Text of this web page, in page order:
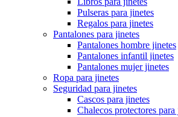
Pulseras para jinetes
Regalos para jinetes
Pantalones para jinetes
Pantalones hombre jinetes
Pantalones infantil jinetes
Pantalones mujer jinetes
Ropa para jinetes
Seguridad para jinetes
Cascos para jinetes
Chalecos protectores para